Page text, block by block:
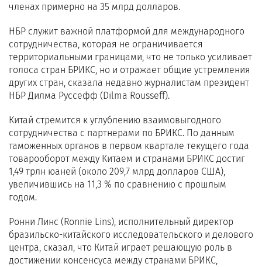
членах примерно на 35 млрд долларов.
НБР служит важной платформой для международного
сотрудничества, которая не ограничивается
территориальными границами, что не только усиливает
голоса стран БРИКС, но и отражает общие устремления
других стран, сказала недавно журналистам президент
НБР Дилма Руссефф (Dilma Rousseff).
Китай стремится к углублению взаимовыгодного
сотрудничества с партнерами по БРИКС. По данным
таможенных органов в первом квартале текущего года
товарооборот между Китаем и странами БРИКС достиг
1,49 трлн юаней (около 209,7 млрд долларов США),
увеличившись на 11,3 % по сравнению с прошлым
годом.
Ронни Линс (Ronnie Lins), исполнительный директор
бразильско-китайского исследовательского и делового
центра, сказал, что Китай играет решающую роль в
достижении консенсуса между странами БРИКС,